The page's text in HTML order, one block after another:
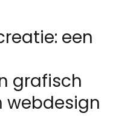
een
grafisch
webdesign